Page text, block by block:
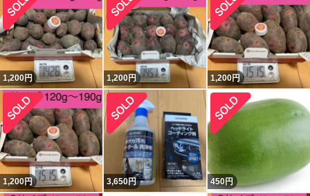
1,200円 1,200円 1,200円
1,200円 3,650円 450円